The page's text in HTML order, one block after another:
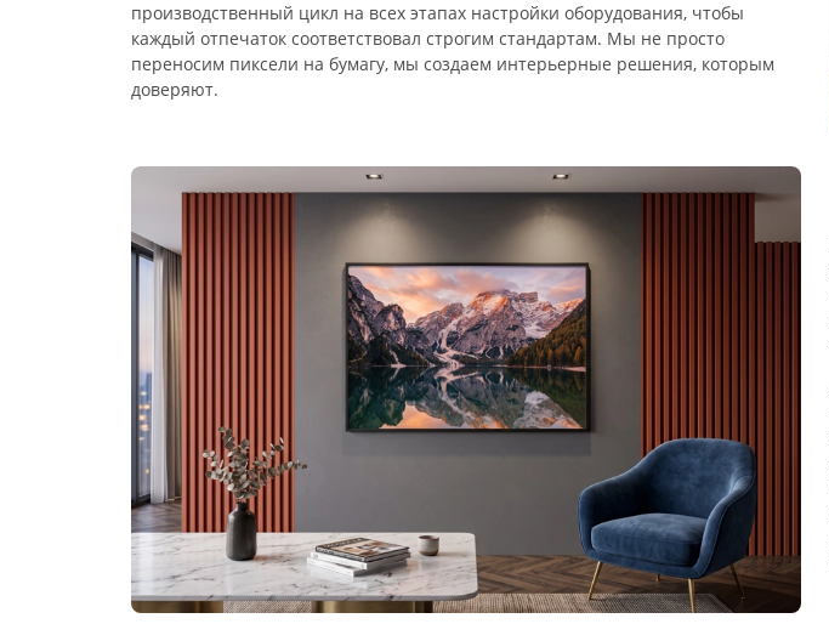
производственный цикл на всех этапах настройки оборудования, чтобы
каждый отпечаток соответствовал строгим стандартам. Мы не просто
переносим пиксели на бумагу, мы создаем интерьерные решения, которым
доверяют.